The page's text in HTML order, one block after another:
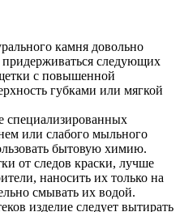
камня довольно
следующих
с повышенной
губками или мягкой
специализированных
или слабого мыльного
бытовую химию.
от следов краски, лучше
наносить их только на
смывать их водой.
изделие следует вытирать